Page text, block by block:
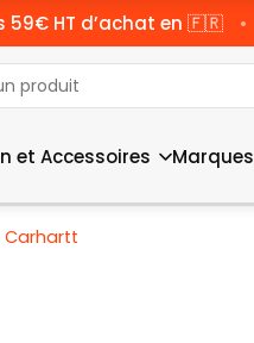
59€ HT d’achat en 🇫🇷 •
et Accessoires Marques
Carhartt